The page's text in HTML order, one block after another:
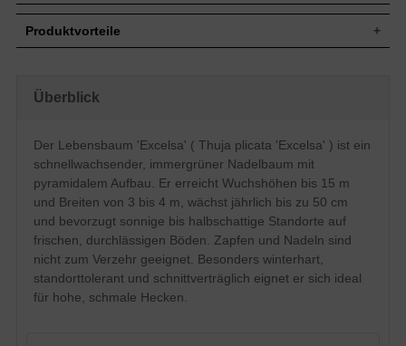
Zuwachs
Wuchsform
Blüte
Unscheinbar
Rinde
Graubraun
Insgesamt standorttolerant, bevorzugt
durchlässige Untergründe
Standort
Sonnig bis halbschattig
Verwendung
Solitär, Gruppe, hohe und niedrige
Heckenbepflanzung, Kübelbepflanzung
Dieser zügig wachsende Lebensbaum
'Excelsa' ähnelt in der Nadelfärbung sehr
Produktvorteile
sehr frosthart und windfest
Regenerationsvermögen
optimal für schmale
und/oder hohe Hecken
verträgt keine extreme Trockenheit
verträgt keinen Rückschnitt ins alte Holz
Überblick
Der Lebensbaum 'Excelsa' ( Thuja plicata 'Excelsa' ) ist ein
schnellwachsender, immergrüner Nadelbaum mit
pyramidalem Aufbau. Er erreicht Wuchshöhen bis 15 m
und Breiten von 3 bis 4 m, wächst jährlich bis zu 50 cm
und bevorzugt sonnige bis halbschattige Standorte auf
frischen, durchlässigen Böden. Zapfen und Nadeln sind
nicht zum Verzehr geeignet. Besonders winterhart,
standorttolerant und schnittverträglich eignet er sich ideal
für hohe, schmale Hecken.